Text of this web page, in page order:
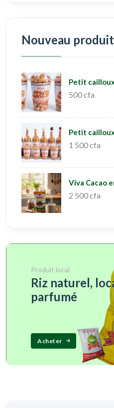
Nouveau produit
Petit
500 cfa
Petit
1 500 cfa
Viva Cacao
2 500 cfa
Produit local
Riz naturel,
parfumé
Acheter